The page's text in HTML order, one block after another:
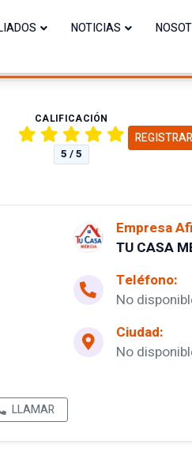
NOTICIAS
CALIFICACIÓN
5 / 5
Empresa
TU CASA
Teléfono:
No
Ciudad:
No
LLAMAR